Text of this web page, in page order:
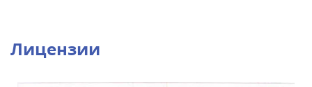
Лицензии